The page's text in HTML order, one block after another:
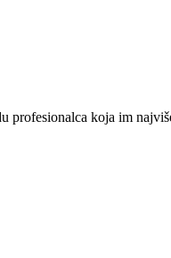
profesionalca koja im